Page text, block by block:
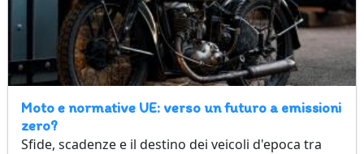
Moto e normative UE: verso un futuro a emissioni
zero?
Sfide, scadenze e il destino dei veicoli d'epoca tra